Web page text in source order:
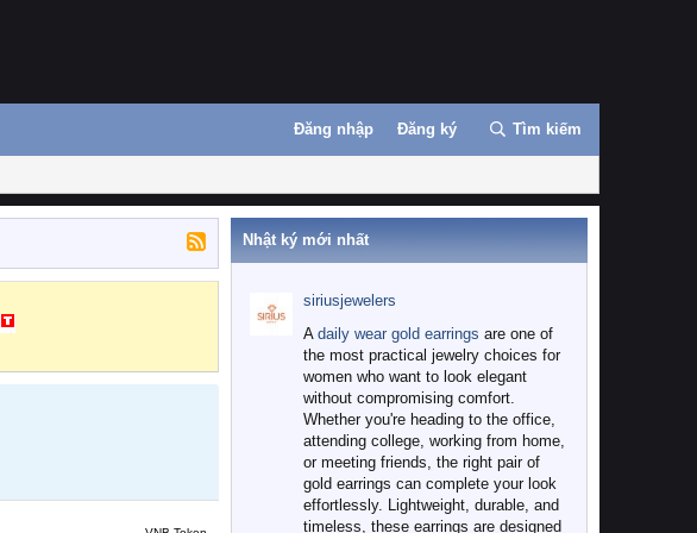
Đăng nhập Đăng ký Tìm kiếm
Nhật ký mới nhất
siriusjewelers
A daily wear gold earrings are one of
the most practical jewelry choices for
women who want to look elegant
without compromising comfort.
Whether you're heading to the office,
attending college, working from home,
or meeting friends, the right pair of
gold earrings can complete your look
effortlessly. Lightweight, durable, and
timeless, these earrings are designed